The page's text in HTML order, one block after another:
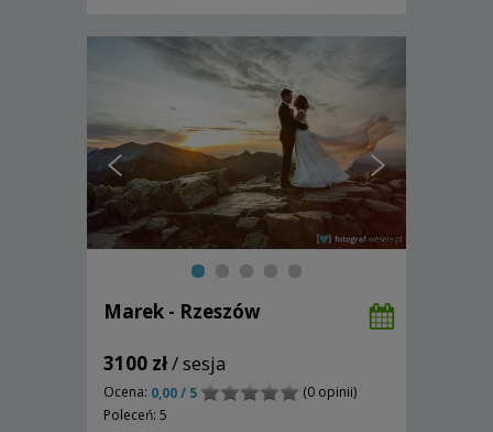
Marek - Rzeszów
3100 zł/ sesja
Ocena: 0,00 / 5
(0 opinii)
Poleceń: 5